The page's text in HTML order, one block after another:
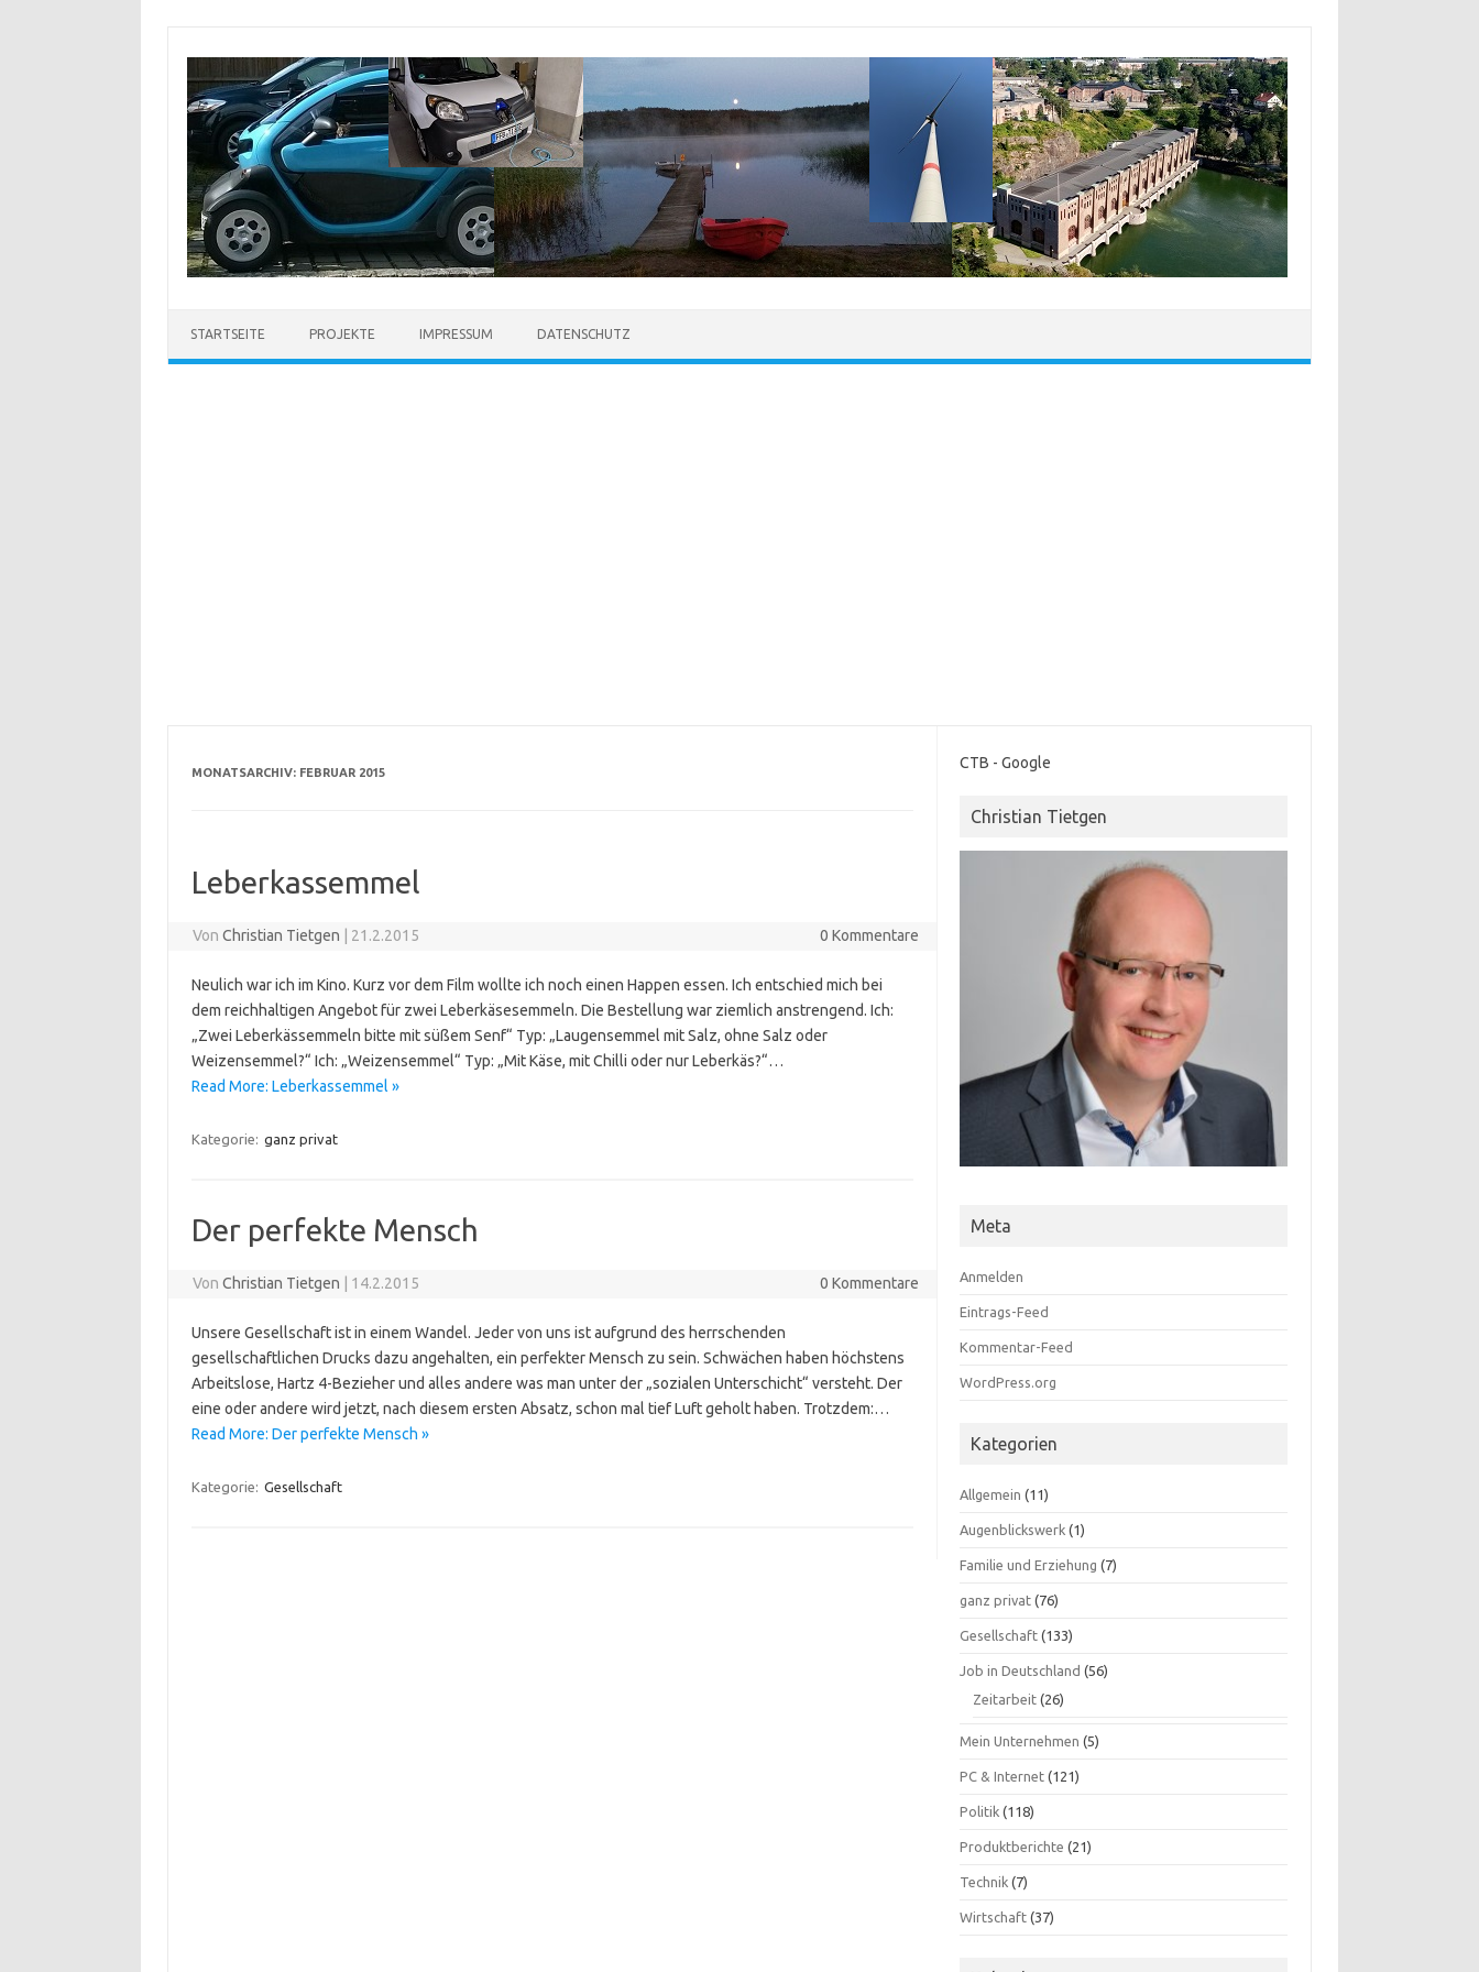
STARTSEITE PROJEKTE IMPRESSUM DATENSCHUTZ
MONATSARCHIV: FEBRUAR 2015
Leberkassemmel
VonChristian Tietgen 21.2.2015 0 Kommentare
Neulich war ich im Kino. Kurz vor dem Film wollte ich noch einen Happen essen. Ich entschied mich bei
dem reichhaltigen Angebot für zwei Leberkäsesemmeln. Die Bestellung war ziemlich anstrengend. Ich:
„Zwei Leberkässemmeln bitte mit süßem Senf“ Typ: „Laugensemmel mit Salz, ohne Salz oder
Weizensemmel?“ Ich: „Weizensemmel“ Typ: „Mit Käse, mit Chilli oder nur Leberkäs?“…
Read More: Leberkassemmel »
Kategorie: ganz privat
Der perfekte Mensch
VonChristian Tietgen 14.2.2015 0 Kommentare
Unsere Gesellschaft ist in einem Wandel. Jeder von uns ist aufgrund des herrschenden
gesellschaftlichen Drucks dazu angehalten, ein perfekter Mensch zu sein. Schwächen haben höchstens
Arbeitslose, Hartz 4-Bezieher und alles andere was man unter der „sozialen Unterschicht“ versteht. Der
eine oder andere wird jetzt, nach diesem ersten Absatz, schon mal tief Luft geholt haben. Trotzdem:…
Read More: Der perfekte Mensch »
Kategorie: Gesellschaft
CTB - Google
Christian Tietgen
Meta
Anmelden
Eintrags-Feed
Kommentar-Feed
WordPress.org
Kategorien
Allgemein (11)
Augenblickswerk (1)
Familie und Erziehung (7)
ganz privat (76)
Gesellschaft (133)
Job in Deutschland (56)
Zeitarbeit (26)
Mein Unternehmen (5)
PC & Internet (121)
Politik (118)
Produktberichte (21)
Technik (7)
Wirtschaft (37)